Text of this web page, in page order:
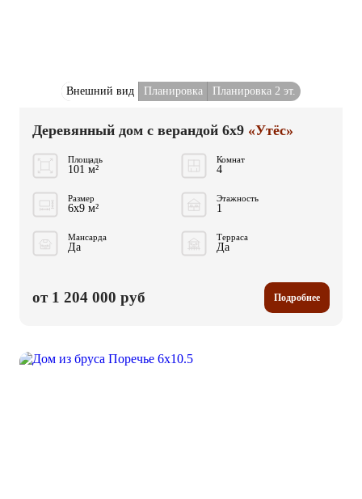
Внешний вид Планировка Планировка 2 эт.
Деревянный дом с верандой 6x9 «Утёс»
Площадь
101 м²
Комнат
4
Размер
6x9 м²
Этажность
1
Мансарда
Да
Терраса
Да
от 1 204 000 руб Подробнее